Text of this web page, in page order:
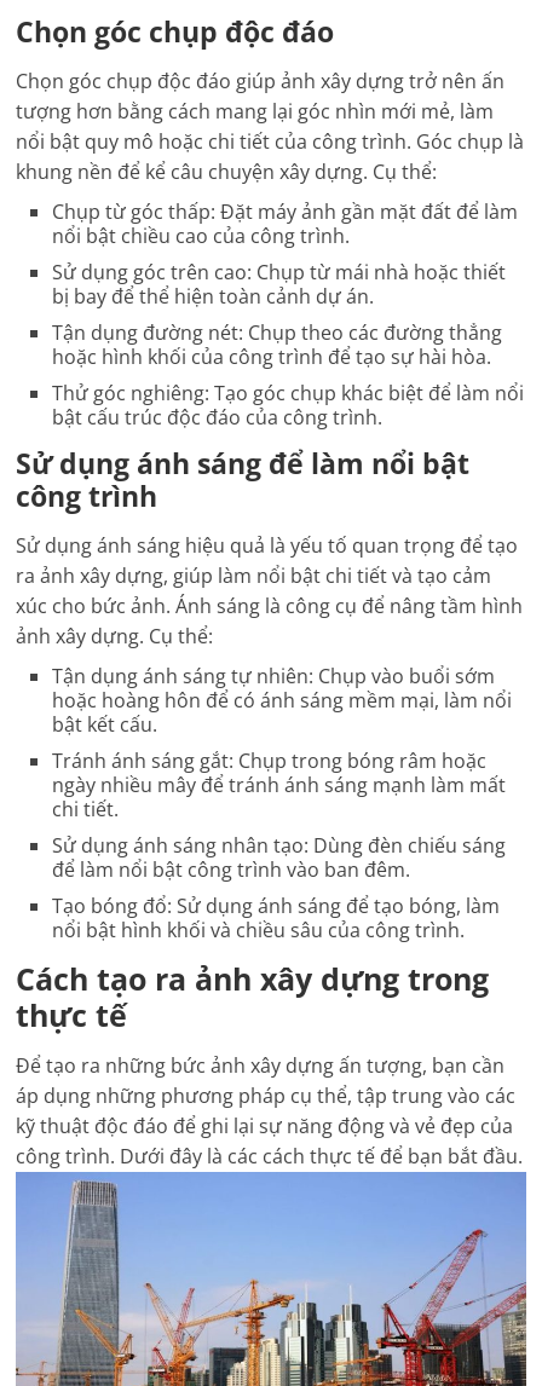
Chọn góc chụp độc đáo
Chọn góc chụp độc đáo giúp ảnh xây dựng trở nên ấn
tượng hơn bằng cách mang lại góc nhìn mới mẻ, làm
nổi bật quy mô hoặc chi tiết của công trình. Góc chụp là
khung nền để kể câu chuyện xây dựng. Cụ thể:
Chụp từ góc thấp: Đặt máy ảnh gần mặt đất để làm
nổi bật chiều cao của công trình.
Sử dụng góc trên cao: Chụp từ mái nhà hoặc thiết
bị bay để thể hiện toàn cảnh dự án.
Tận dụng đường nét: Chụp theo các đường thẳng
hoặc hình khối của công trình để tạo sự hài hòa.
Thử góc nghiêng: Tạo góc chụp khác biệt để làm nổi
bật cấu trúc độc đáo của công trình.
Sử dụng ánh sáng để làm nổi bật
công trình
Sử dụng ánh sáng hiệu quả là yếu tố quan trọng để tạo
ra ảnh xây dựng, giúp làm nổi bật chi tiết và tạo cảm
xúc cho bức ảnh. Ánh sáng là công cụ để nâng tầm hình
ảnh xây dựng. Cụ thể:
Tận dụng ánh sáng tự nhiên: Chụp vào buổi sớm
hoặc hoàng hôn để có ánh sáng mềm mại, làm nổi
bật kết cấu.
Tránh ánh sáng gắt: Chụp trong bóng râm hoặc
ngày nhiều mây để tránh ánh sáng mạnh làm mất
chi tiết.
Sử dụng ánh sáng nhân tạo: Dùng đèn chiếu sáng
để làm nổi bật công trình vào ban đêm.
Tạo bóng đổ: Sử dụng ánh sáng để tạo bóng, làm
nổi bật hình khối và chiều sâu của công trình.
Cách tạo ra ảnh xây dựng trong
thực tế
Để tạo ra những bức ảnh xây dựng ấn tượng, bạn cần
áp dụng những phương pháp cụ thể, tập trung vào các
kỹ thuật độc đáo để ghi lại sự năng động và vẻ đẹp của
công trình. Dưới đây là các cách thực tế để bạn bắt đầu.